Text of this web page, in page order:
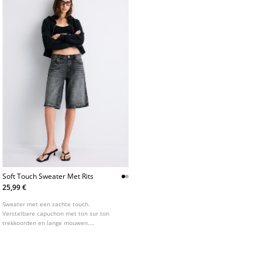
Soft Touch Sweater Met Rits
25,99 €
Sweater met een zachte touch.
Verstelbare capuchon met ton sur ton
trekkoorden en lange mouwen.